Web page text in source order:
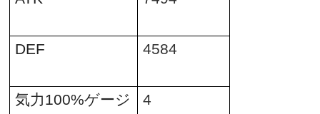
DEF 4584
気力100%ゲージ 4